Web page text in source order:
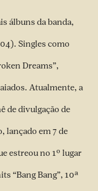
álbuns da banda,
Singles como
Dreams”,
Atualmente, a
de divulgação de
lançado em 7 de
estreou no 1º lugar
“Bang Bang”, 10ª